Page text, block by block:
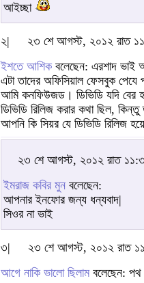
আইচ্ছা
২|
২৩ শে আগস্ট, ২০১২ রাত
ইশতে আশিকবলেছেন: এরশাদ ভাই
এটা তাদের অফিসিয়াল ফেসবুক পেযে
আমি কনফিউজড। ডিভিডি যদি বের
ডিভিডি রিলিজ করার কথা ছিল,
আপনি কি সিয়র যে ডিভিডি রিলিজ
২৩ শে আগস্ট, ২০১২ রাত
ইমরাজ কবির মুন বলেছেন:
আপনার ইনফোর জন্য ধন্যবাদ|
সিওর না ভাই
৩|
২৩ শে আগস্ট, ২০১২ রাত
আগে নাকি ভালো ছিলামবলেছেন: পথ